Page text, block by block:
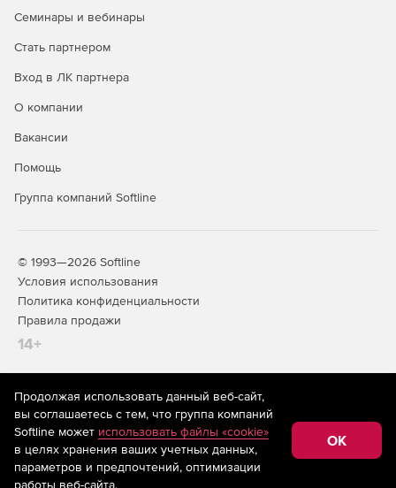
Семинары и вебинары
Стать партнером
Вход в ЛК партнера
О компании
Вакансии
Помощь
Группа компаний Softline
© 1993—2026 Softline
Условия использования
Политика конфиденциальности
Правила продажи
14+
На информационном ресурсе store.softline.ru применяются
рекомендательные технологии(информационные технологии
предоставления информации на основе сбора,
систематизации и анализа сведений, относящихся к
предпочтениям пользователей сети «Интернет»,
находящихся на территории Российской Федерации)
Продолжая использовать данный веб-сайт,
вы соглашаетесь с тем, что группа компаний
Softline может использовать файлы «cookie»
в целях хранения ваших учетных данных,
параметров и предпочтений, оптимизации
работы веб-сайта.
OK